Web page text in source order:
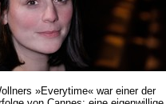
»Everytime« war einer der